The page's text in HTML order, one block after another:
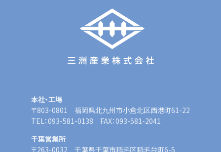
本社・工場
〒803-0801 福岡県北九州市小倉北区西港町61-22
TEL：093-581-0138 FAX：093-581-2041
千葉営業所
〒263-0032 千葉県千葉市稲毛区稲毛台町6-5